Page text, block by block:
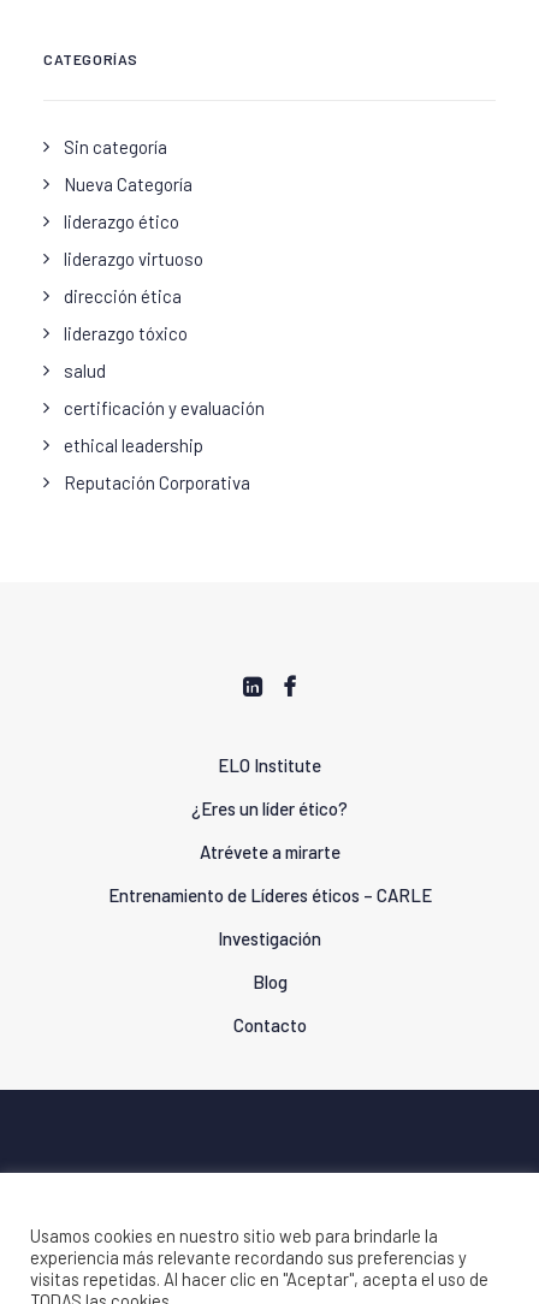
CATEGORÍAS
Sin categoría
Nueva Categoría
liderazgo ético
liderazgo virtuoso
dirección ética
liderazgo tóxico
salud
certificación y evaluación
ethical leadership
Reputación Corporativa
ELO Institute
¿Eres un líder ético?
Atrévete a mirarte
Entrenamiento de Líderes éticos – CARLE
Investigación
Blog
Contacto
© 2020 ELO Institute. Todos los derechos reservados |Política de Privacidad
Política de Cookies
Usamos cookies en nuestro sitio web para brindarle la
experiencia más relevante recordando sus preferencias y
visitas repetidas. Al hacer clic en "Aceptar", acepta el uso de